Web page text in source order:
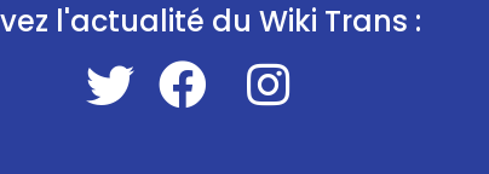
l'actualité du Wiki Trans :